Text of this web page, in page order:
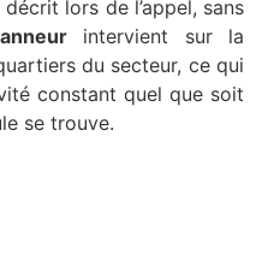
lors de l’appel, sans
intervient sur la
du secteur, ce qui
constant quel que soit
se trouve.